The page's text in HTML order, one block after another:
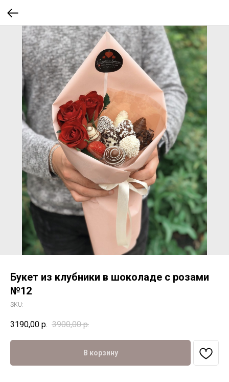
Букет из клубники в шоколаде с розами
№12
SKU:
3190,00 р. 3900,00 р.
В корзину